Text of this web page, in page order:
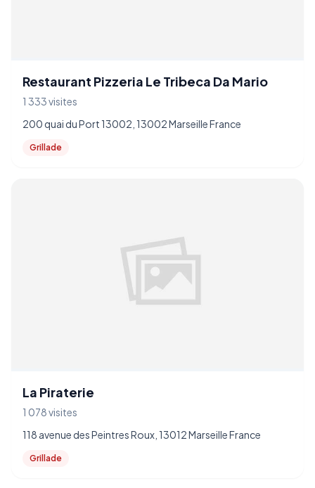
Restaurant Pizzeria Le Tribeca Da Mario
1 333 visites
200 quai du Port 13002, 13002 Marseille France
Grillade
La Piraterie
1 078 visites
118 avenue des Peintres Roux, 13012 Marseille France
Grillade